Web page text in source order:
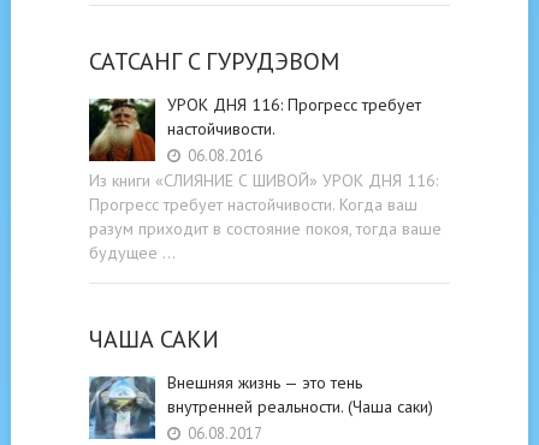
САТСАНГ C ГУРУДЭВОМ
УРОК ДНЯ 116: Прогресс требует
настойчивости.
06.08.2016
Из книги «СЛИЯНИЕ С ШИВОЙ» УРОК ДНЯ 116:
Прогресс требует настойчивости. Когда ваш
разум приходит в состояние покоя, тогда ваше
будущее …
ЧАША САКИ
Внешняя жизнь — это тень
внутренней реальности. (Чаша саки)
06.08.2017